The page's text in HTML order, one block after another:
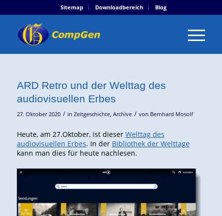
Sitemap Downloadbereich Blog
ARD Retro und der Welttag des
audiovisuellen Erbes
27. Oktober 2020 / in Zeitgeschichte, Archive / von Bernhard Mosolf
Heute, am 27.Oktober, ist dieser Welttag des
audiovisuellen Erbes. In der Bibliothek der Welttage
kann man dies für heute nachlesen.